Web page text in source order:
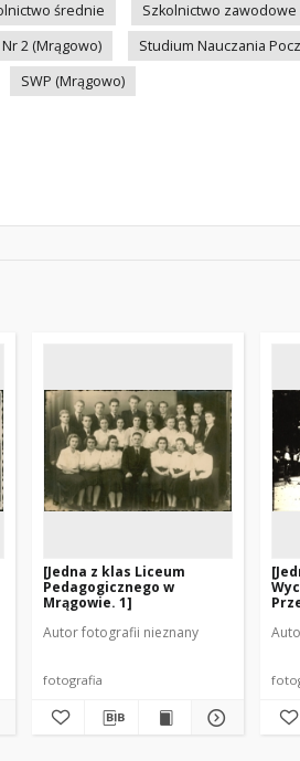
średnie
Szkolnictwo zawodowe
Nr 2 (Mrągowo)
Studium Nauczania
SWP (Mrągowo)
[Jedna z klas Liceum
Pedagogicznego w
Mrągowie. 1]
Autor fotografii nieznany
fotografia